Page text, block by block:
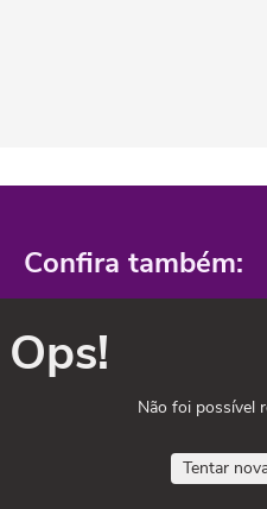
Confira também:
Ops!
Não foi possível
Tentar